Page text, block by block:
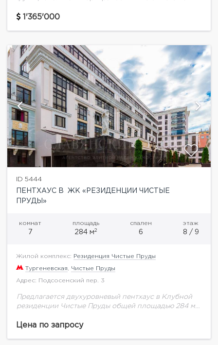
Квартира двухсторонняя с приятными видами во
1'365'000
ID 5444
ПЕНТХАУС В ЖК «РЕЗИДЕНЦИИ ЧИСТЫЕ
ПРУДЫ»
комнат
7
площадь
284 м2
спален
6
этаж
8 / 9
Жилой комплекс: Резиденция Чистые Пруды
Тургеневская Чистые Пруды
Адрес: Подсосенский пер. 3
Предлагается двухуровневый пентхаус в Клубной
резиденции Чистые Пруды общей площадью 284 м2
столовую, гостиную, 3-4 спальни. Из окон
Цена по запросу